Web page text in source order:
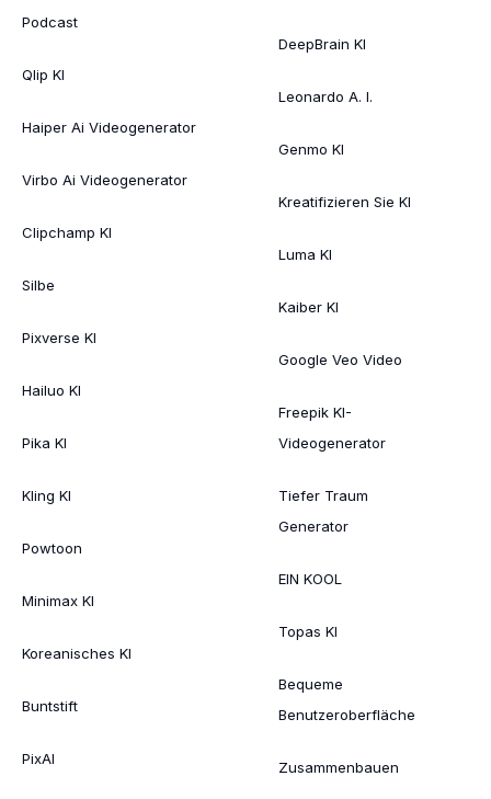
Podcast
Qlip KI
Haiper Ai Videogenerator
Virbo Ai Videogenerator
Clipchamp KI
Silbe
Pixverse KI
Hailuo KI
Pika KI
Kling KI
Powtoon
Minimax KI
Koreanisches KI
Buntstift
PixAI
DeepBrain KI
Leonardo A. I.
Genmo KI
Kreatifizieren Sie KI
Luma KI
Kaiber KI
Google Veo Video
Freepik KI-
Videogenerator
Tiefer Traum
Generator
EIN KOOL
Topas KI
Bequeme
Benutzeroberfläche
Zusammenbauen